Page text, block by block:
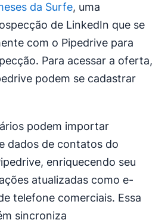
da Surfe, uma
de LinkedIn que se
com o Pipedrive para
Para acessar a oferta,
podem se cadastrar
podem importar
dados de contatos do
enriquecendo seu
atualizadas como e-
telefone comerciais. Essa
sincroniza